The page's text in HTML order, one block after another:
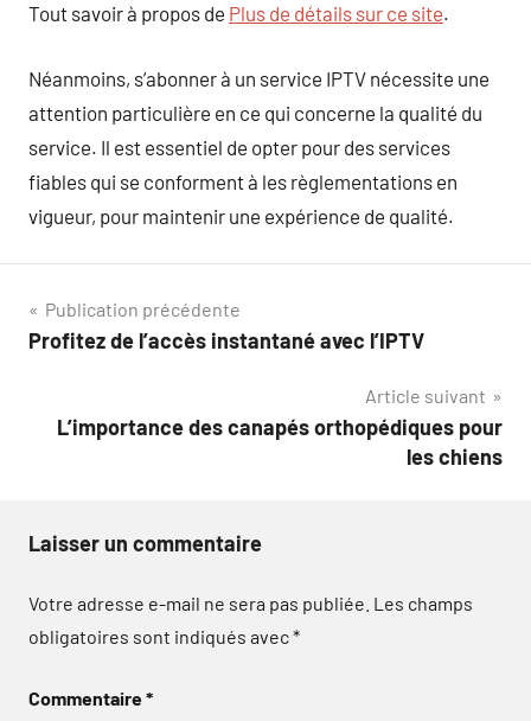
Tout savoir à propos de Plus de détails sur ce site.
Néanmoins, s’abonner à un service IPTV nécessite une
attention particulière en ce qui concerne la qualité du
service. Il est essentiel de opter pour des services
fiables qui se conforment à les règlementations en
vigueur, pour maintenir une expérience de qualité.
Navigation
de
Publication précédente
Profitez de l’accès instantané avec l’IPTV
Article suivant
L’importance des canapés orthopédiques pour
les chiens
Laisser un commentaire
Votre adresse e-mail ne sera pas publiée. Les champs
obligatoires sont indiqués avec*
Commentaire*